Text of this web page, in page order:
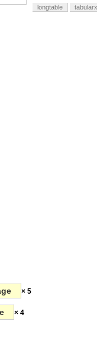
longtable tabularx
× 5
× 4